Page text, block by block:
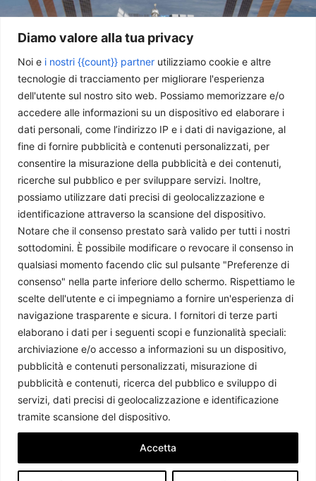
Diamo valore alla tua privacy
Noi e i nostri {{count}} partner utilizziamo cookie e altre
tecnologie di tracciamento per migliorare l'esperienza
dell'utente sul nostro sito web. Possiamo memorizzare e/o
accedere alle informazioni su un dispositivo ed elaborare i
dati personali, come l’indirizzo IP e i dati di navigazione, al
fine di fornire pubblicità e contenuti personalizzati, per
consentire la misurazione della pubblicità e dei contenuti,
ricerche sul pubblico e per sviluppare servizi. Inoltre,
possiamo utilizzare dati precisi di geolocalizzazione e
identificazione attraverso la scansione del dispositivo.
Notare che il consenso prestato sarà valido per tutti i nostri
sottodomini. È possibile modificare o revocare il consenso in
qualsiasi momento facendo clic sul pulsante "Preferenze di
consenso" nella parte inferiore dello schermo. Rispettiamo le
scelte dell'utente e ci impegniamo a fornire un'esperienza di
navigazione trasparente e sicura. I fornitori di terze parti
elaborano i dati per i seguenti scopi e funzionalità speciali:
archiviazione e/o accesso a informazioni su un dispositivo,
pubblicità e contenuti personalizzati, misurazione di
pubblicità e contenuti, ricerca del pubblico e sviluppo di
servizi, dati precisi di geolocalizzazione e identificazione
tramite scansione del dispositivo.
Accetta
Finché c’è spazio c’è speranza
Emiliano Battisti - 23 Febbraio 2022
Il primo National Space Council della Vicepresidente Harris
Giulia Valeria Anderson 14 Dicembre 2021